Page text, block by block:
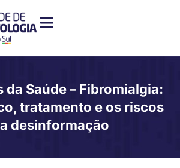
da Saúde – Fibromialgia:
tratamento e os riscos
desinformação